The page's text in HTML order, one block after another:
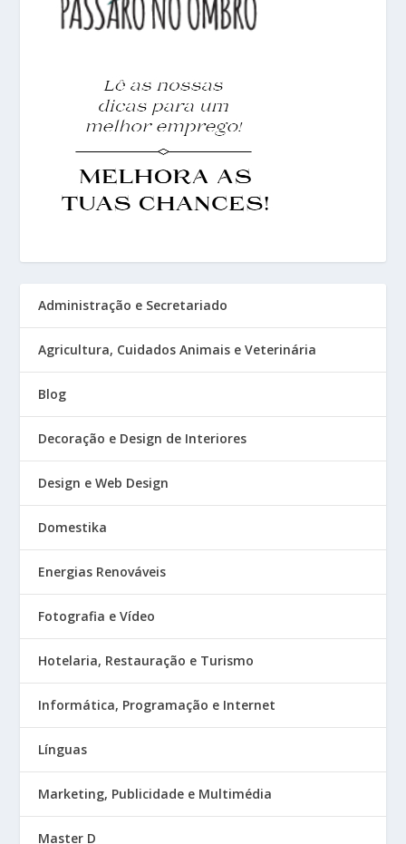
Administração e Secretariado
Agricultura, Cuidados Animais e Veterinária
Blog
Decoração e Design de Interiores
Design e Web Design
Domestika
Energias Renováveis
Fotografia e Vídeo
Hotelaria, Restauração e Turismo
Informática, Programação e Internet
Línguas
Marketing, Publicidade e Multimédia
Master D